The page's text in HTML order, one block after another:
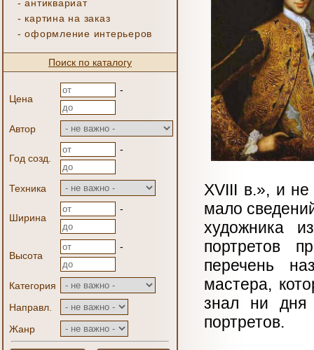
-антиквариат
- картина на заказ
-оформление интерьеров
Поиск по каталогу
Цена
-
Автор
Год созд.
-
Техника
Ширина
-
Высота
-
Категория
Направл.
Жанр
XVIII в.», и не
мало
художника
портретов
перечень
мастера,
знал ни дня
портретов.